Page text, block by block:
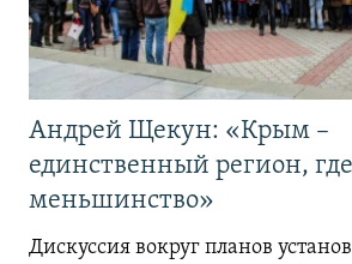
Андрей Щекун: «Крым –
единственный регион,
меньшинство»
Дискуссия вокруг планов